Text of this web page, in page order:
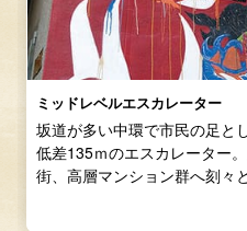
ミッドレベルエスカレーター
坂道が多い中環で市民の足と
低差135ｍのエスカレーター
街、高層マンション群へ刻々